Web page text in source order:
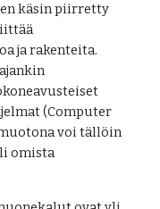
käsin piirretty
ja rakenteita.
(Computer
voi tällöin
omista